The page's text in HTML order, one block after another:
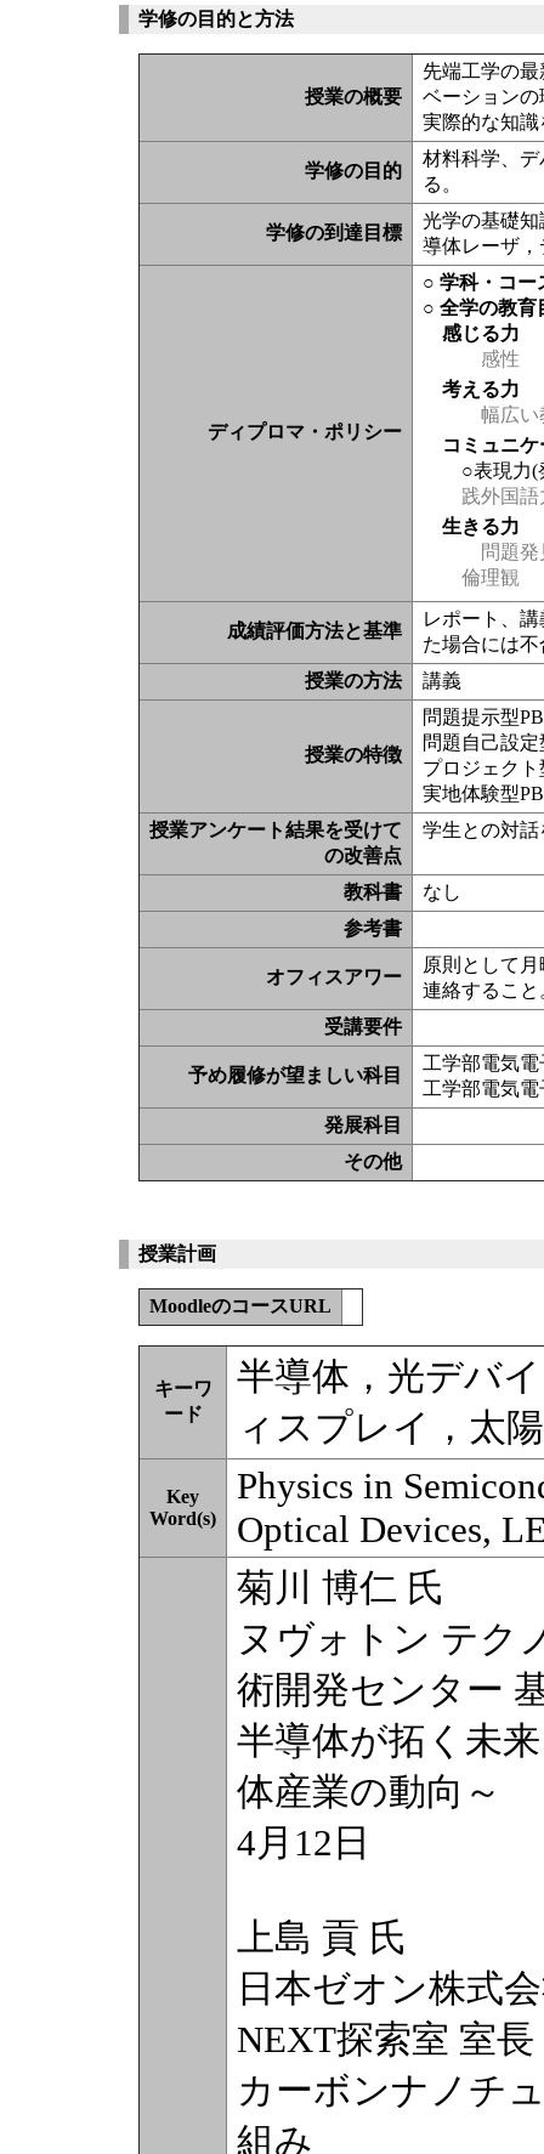
学修の目的と方法
授業の概要
先端工学の
ベーション
実際的な知
学修の目的
材料科学、
る。
学修の到達目標
光学の基礎
導体レーザ
ディプロマ・ポリシー
○ 学科・コー
○ 全学の教育
感じる力
感性
考える力
幅広い
コミュニ
○表現力(
践外国語
生きる力
問題発
倫理観
成績評価方法と基準
レポート、
た場合には
授業の方法
講義
授業の特徴
問題提示型
問題自己設
プロジェクト
実地体験型
授業アンケート結果を受けて
の改善点
学生との対
教科書
なし
参考書
オフィスアワー
原則として
連絡すること
受講要件
予め履修が望ましい科目
工学部電気
工学部電気
発展科目
その他
授業計画
MoodleのコースURL
キーワ
ード
半導体，光デバ
ィスプレイ，太
Key
Word(s)
Physics in
Optical Devices,
菊川 博仁 氏
ヌヴォトン テク
術開発センター
半導体が拓く未
体産業の動向～
4月12日
上島 貢 氏
日本ゼオン株式
NEXT探索室 室長
カーボンナノチ
組み